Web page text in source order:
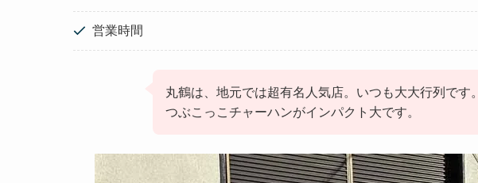
営業時間
丸鶴は、地元では超有名人気店。いつも大大行列です。
つぶこっこチャーハンがインパクト大です。